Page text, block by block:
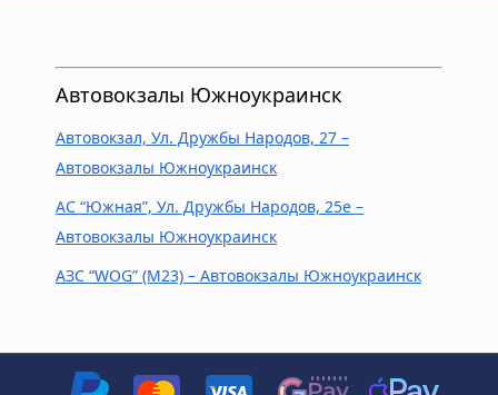
Автовокзалы Южноукраинск
Автовокзал, Ул. Дружбы Народов, 27 –
Автовокзалы Южноукраинск
АC “Южная”, Ул. Дружбы Народов, 25е –
Автовокзалы Южноукраинск
АЗС “WOG” (M23) – Автовокзалы Южноукраинск